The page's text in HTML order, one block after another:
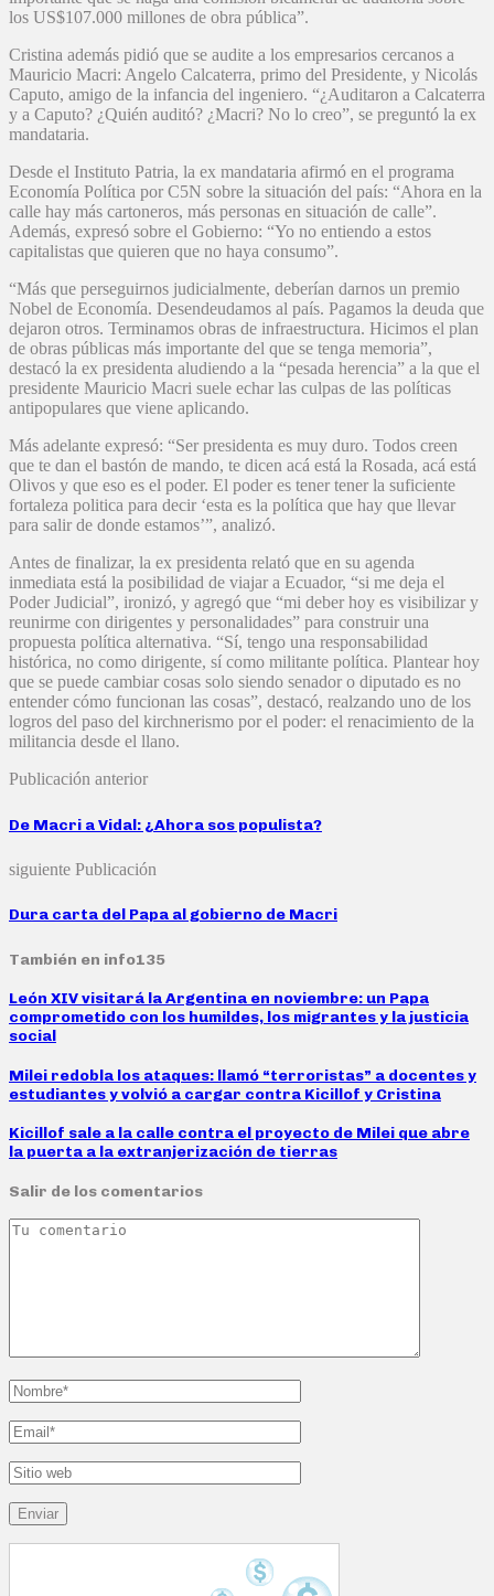
los US$107.000 millones de obra pública”.
Cristina además pidió que se audite a los empresarios cercanos a
Mauricio Macri: Angelo Calcaterra, primo del Presidente, y Nicolás
Caputo, amigo de la infancia del ingeniero. “¿Auditaron a Calcaterra
y a Caputo? ¿Quién auditó? ¿Macri? No lo creo”, se preguntó la ex
mandataria.
Desde el Instituto Patria, la ex mandataria afirmó en el programa
Economía Política por C5N sobre la situación del país: “Ahora en la
calle hay más cartoneros, más personas en situación de calle”.
Además, expresó sobre el Gobierno: “Yo no entiendo a estos
capitalistas que quieren que no haya consumo”.
“Más que perseguirnos judicialmente, deberían darnos un premio
Nobel de Economía. Desendeudamos al país. Pagamos la deuda que
dejaron otros. Terminamos obras de infraestructura. Hicimos el plan
de obras públicas más importante del que se tenga memoria”,
destacó la ex presidenta aludiendo a la “pesada herencia” a la que el
presidente Mauricio Macri suele echar las culpas de las políticas
antipopulares que viene aplicando.
Más adelante expresó: “Ser presidenta es muy duro. Todos creen
que te dan el bastón de mando, te dicen acá está la Rosada, acá está
Olivos y que eso es el poder. El poder es tener tener la suficiente
fortaleza politica para decir ‘esta es la política que hay que llevar
para salir de donde estamos’”, analizó.
Antes de finalizar, la ex presidenta relató que en su agenda
inmediata está la posibilidad de viajar a Ecuador, “si me deja el
Poder Judicial”, ironizó, y agregó que “mi deber hoy es visibilizar y
reunirme con dirigentes y personalidades” para construir una
propuesta política alternativa. “Sí, tengo una responsabilidad
histórica, no como dirigente, sí como militante política. Plantear hoy
que se puede cambiar cosas solo siendo senador o diputado es no
entender cómo funcionan las cosas”, destacó, realzando uno de los
logros del paso del kirchnerismo por el poder: el renacimiento de la
militancia desde el llano.
Publicación anterior
De Macri a Vidal: ¿Ahora sos populista?
siguiente Publicación
Dura carta del Papa al gobierno de Macri
También en info135
León XIV visitará la Argentina en noviembre: un Papa
comprometido con los humildes, los migrantes y la justicia
social
Milei redobla los ataques: llamó “terroristas” a docentes y
estudiantes y volvió a cargar contra Kicillof y Cristina
Kicillof sale a la calle contra el proyecto de Milei que abre
la puerta a la extranjerización de tierras
Salir de los comentarios